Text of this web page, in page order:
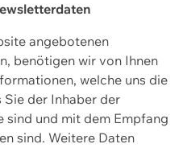
angebotenen
benötigen wir von Ihnen
welche uns die
der Inhaber der
sind und mit dem Empfang
sind. Weitere Daten